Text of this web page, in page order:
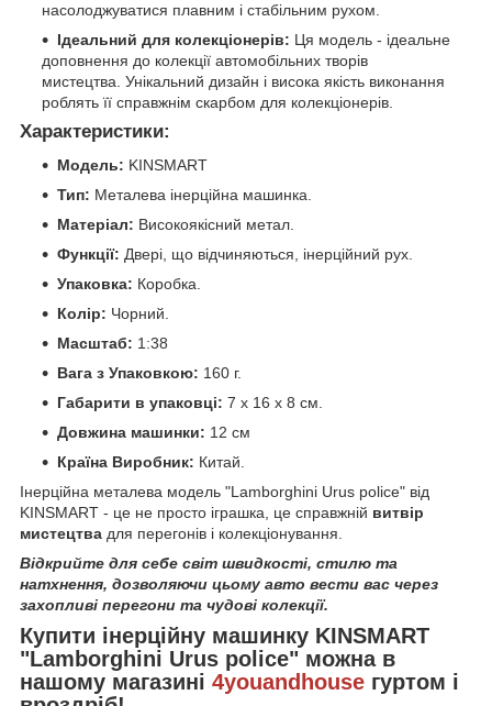
насолоджуватися плавним і стабільним рухом.
Ідеальний для колекціонерів: Ця модель - ідеальне
доповнення до колекції автомобільних творів
мистецтва. Унікальний дизайн і висока якість виконання
роблять її справжнім скарбом для колекціонерів.
Характеристики:
Модель: KINSMART
Тип: Металева інерційна машинка.
Матеріал: Високоякісний метал.
Функції: Двері, що відчиняються, інерційний рух.
Упаковка: Коробка.
Колір: Чорний.
Масштаб: 1:38
Вага з Упаковкою: 160 г.
Габарити в упаковці: 7 x 16 x 8 см.
Довжина машинки: 12 см
Країна Виробник: Китай.
Інерційна металева модель "Lamborghini Urus police" від
KINSMART - це не просто іграшка, це справжній витвір
мистецтва для перегонів і колекціонування.
Відкрийте для себе світ швидкості, стилю та
натхнення, дозволяючи цьому авто вести вас через
захопливі перегони та чудові колекції.
Купити інерційну машинку KINSMART
"Lamborghini Urus police" можна в
нашому магазині 4youandhouse гуртом і